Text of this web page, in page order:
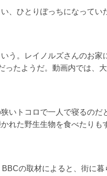
、ひとりぼっちになってい
う。レイノルズさんのお家
ったようだ。動画内では、
いトコロで一人で寝るのだ
れた野生生物を食べたりも
の取材によると、街に暮